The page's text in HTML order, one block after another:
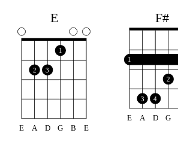
E
2 3
1
E A D G B E
F#
1
3 4
2
E A D G